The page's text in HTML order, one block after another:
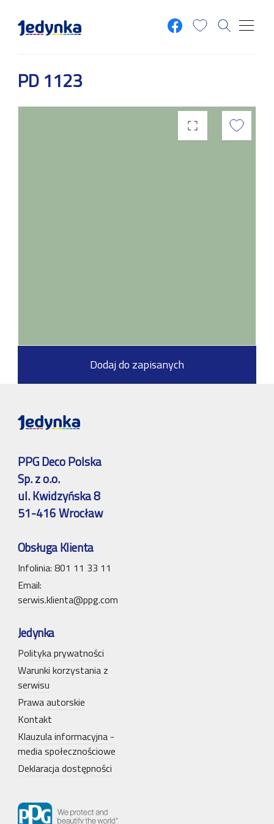
PD 1123
Dodaj do zapisanych
PPG Deco Polska
Sp. z o.o.
ul. Kwidzyńska 8
51-416 Wrocław
Obsługa Klienta
Infolinia: 801 11 33 11
Email:
serwis.klienta@ppg.com
Jedynka
Polityka prywatności
Warunki korzystania z
serwisu
Prawa autorskie
Kontakt
Klauzula informacyjna -
media społecznościowe
Deklaracja dostępności